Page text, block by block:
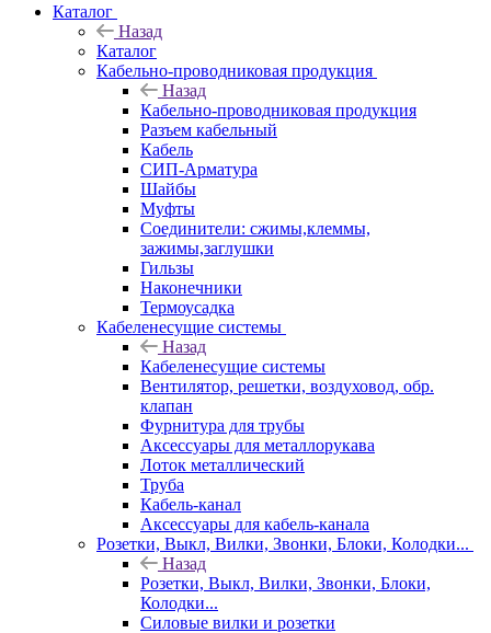
Каталог
Назад
Каталог
Кабельно-проводниковая продукция
Назад
Кабельно-проводниковая продукция
Разъем кабельный
Кабель
СИП-Арматура
Шайбы
Муфты
Соединители: сжимы,клеммы,
зажимы,заглушки
Гильзы
Наконечники
Термоусадка
Кабеленесущие системы
Назад
Кабеленесущие системы
Вентилятор, решетки, воздуховод, обр.
клапан
Фурнитура для трубы
Аксессуары для металлорукава
Лоток металлический
Труба
Кабель-канал
Аксессуары для кабель-канала
Розетки, Выкл, Вилки, Звонки, Блоки, Колодки...
Назад
Розетки, Выкл, Вилки, Звонки, Блоки,
Колодки...
Силовые вилки и розетки